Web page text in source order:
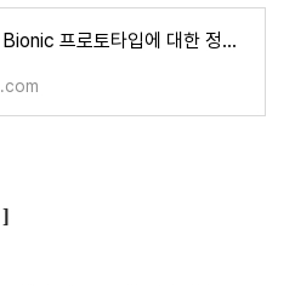
Apple A17 Bionic 프로토타입에 대한 정보가 나타났다? 그 내용은 무엇인가?